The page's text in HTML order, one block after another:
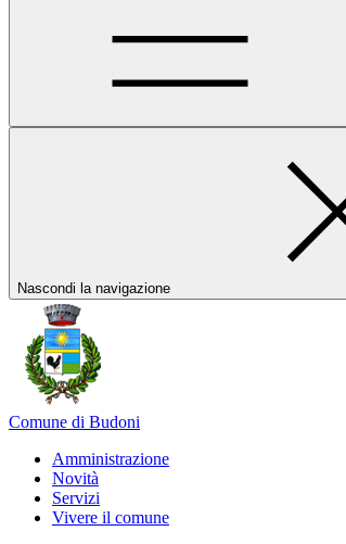
Nascondi la navigazione
Comune di Budoni
Amministrazione
Novità
Servizi
Vivere il comune